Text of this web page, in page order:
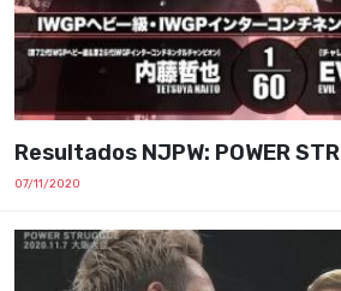
Resultados NJPW: POWER
07/11/2020